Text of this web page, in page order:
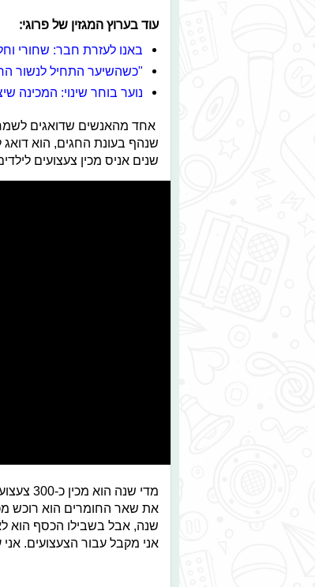
עוד בערוץ המגזין של פרוגי:
באנו לעזרת חבר: שחורי
"כשהשיער התחיל לנשור
נוער בוחר שינוי: המכינה
שנים אניס מכין צעצועים
מדי
שנה, אבל בשבילו הכסף הוא
אני מקבל עבור הצעצועים.